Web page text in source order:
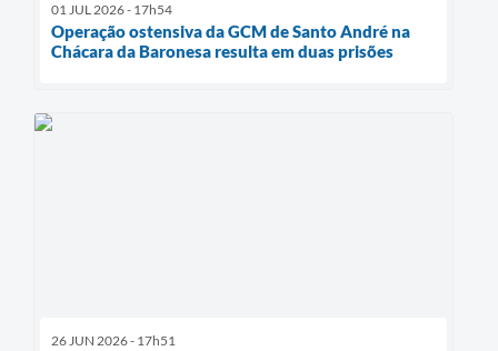
01 JUL 2026 - 17h54
Operação ostensiva da GCM de Santo André na
Chácara da Baronesa resulta em duas prisões
26 JUN 2026 - 17h51